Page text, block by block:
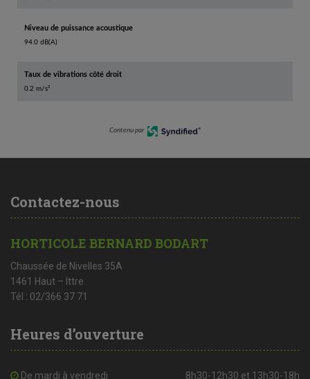
Niveau de puissance acoustique
94.0 dB(A)
Taux de vibrations côté droit
0.2 m/s²
Contenu par
Contactez-nous
HORTICOLE BERNARD BODART
Chaussée de Nivelles 35A
1461 Haut – Ittre
Tél : 02/366 37 71
Heures d’ouverture
De mardi à vendredi 8h30-12h30 et 13h30-18h